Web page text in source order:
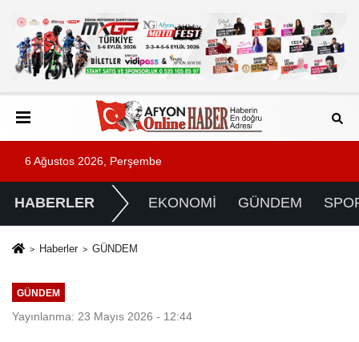
6 Ağustos 2026, Perşembe
HABERLER EKONOMİ GÜNDEM
Haberler GÜNDEM
GÜNDEM
Yayınlanma: 23 Mayıs 2026 - 12:44